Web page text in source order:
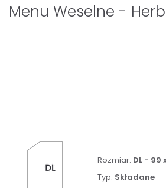
Rozmiar: DL - 99
Typ: Składane
Menu Weselne -